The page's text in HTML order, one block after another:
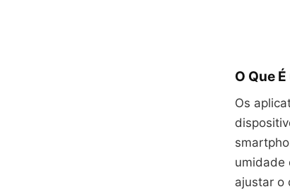
O Que
Os
umidade
ajustar o